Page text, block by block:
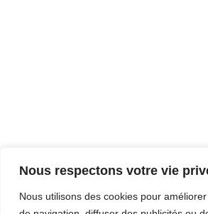
Nous respectons votre vie
Nous utilisons des cookies pour